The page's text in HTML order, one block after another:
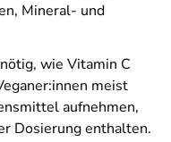
Mineral- und
wie Vitamin C
meist
aufnehmen,
Dosierung enthalten.